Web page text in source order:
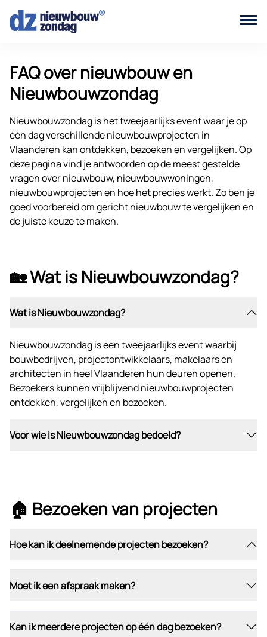
FAQ over nieuwbouw en
Nieuwbouwzondag
Nieuwbouwzondag is het tweejaarlijks event waar je op
één dag verschillende nieuwbouwprojecten in
Vlaanderen kan ontdekken, bezoeken en vergelijken. Op
deze pagina vind je antwoorden op de meest gestelde
vragen over nieuwbouw, nieuwbouwwoningen,
nieuwbouwprojecten en hoe het precies werkt. Zo ben je
goed voorbereid om gericht nieuwbouw te vergelijken en
de juiste keuze te maken.
🏡 Wat is Nieuwbouwzondag?
Wat is Nieuwbouwzondag?
Nieuwbouwzondag is een tweejaarlijks event waarbij
bouwbedrijven, projectontwikkelaars, makelaars en
architecten in heel Vlaanderen hun deuren openen.
Bezoekers kunnen vrijblijvend nieuwbouwprojecten
ontdekken, vergelijken en bezoeken.
Voor wie is Nieuwbouwzondag bedoeld?
🏠 Bezoeken van projecten
Hoe kan ik deelnemende projecten bezoeken?
Moet ik een afspraak maken?
Kan ik meerdere projecten op één dag bezoeken?